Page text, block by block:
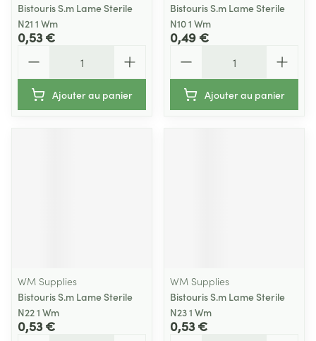
Bistouris S.m Lame Sterile
N21 1 Wm
0,53 €
Ajouter au panier
Bistouris S.m Lame Sterile
N10 1 Wm
0,49 €
Ajouter au panier
WM Supplies
Bistouris S.m Lame Sterile
N22 1 Wm
0,53 €
WM Supplies
Bistouris S.m Lame Sterile
N23 1 Wm
0,53 €